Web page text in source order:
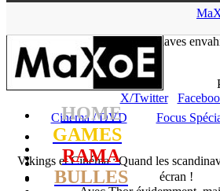
HOME
GAMES
RAMA
BULLES
Cinéma : Quand les scandinaves
X/Twitter
Cinéma / DVD
Focus
Vikings et Cinéma : Quand les
écran !